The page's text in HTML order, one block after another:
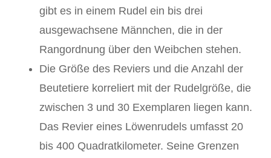
gibt es in einem Rudel ein bis drei
ausgewachsene Männchen, die in der
Rangordnung über den Weibchen stehen.
Die Größe des Reviers und die Anzahl der
Beutetiere korreliert mit der Rudelgröße, die
zwischen 3 und 30 Exemplaren liegen kann.
Das Revier eines Löwenrudels umfasst 20
bis 400 Quadratkilometer. Seine Grenzen